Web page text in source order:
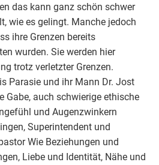
das kann ganz schön schwer
wie es gelingt. Manche jedoch
ihre Grenzen bereits
wurden. Sie werden hier
trotz verletzter Grenzen.
Parasie und ihr Mann Dr. Jost
Gabe, auch schwierige ethische
und Augenzwinkern
Superintendent und
Wie Beziehungen und
Liebe und Identität, Nähe und